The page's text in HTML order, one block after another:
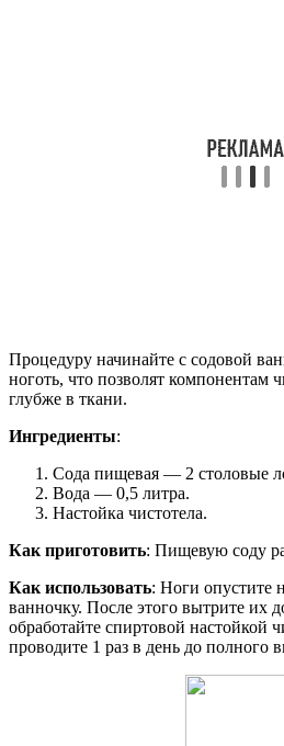
Процедуру начинайте с содовой
ноготь, что позволят компонентам
глубже в ткани.
Ингредиенты:
Сода пищевая — 2 столовые
Вода — 0,5 литра.
Настойка чистотела.
Как приготовить: Пищевую соду
Как использовать: Ноги опустите
ванночку. После этого вытрите их
обработайте спиртовой настойкой
проводите 1 раз в день до полного